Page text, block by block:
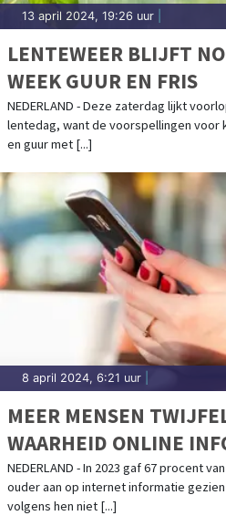
13 april 2024, 19:26 uur
LENTEWEER BLIJFT
WEEK GUUR EN FRIS
NEDERLAND - Deze zaterdag lijkt
lentedag, want de voorspellingen voor
en guur met [...]
8 april 2024, 6:21 uur
MEER MENSEN
WAARHEID ONLINE
NEDERLAND - In 2023 gaf 67 procent
ouder aan op internet informatie
volgens hen niet [...]